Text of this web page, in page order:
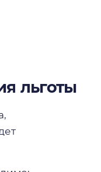
льготы